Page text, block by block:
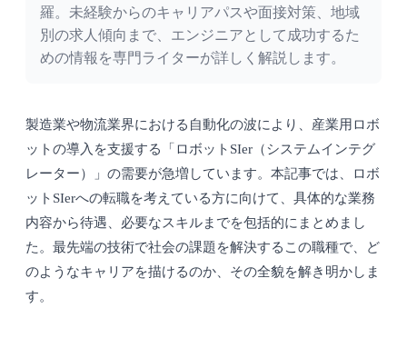
羅。未経験からのキャリアパスや面接対策、地域
別の求人傾向まで、エンジニアとして成功するた
めの情報を専門ライターが詳しく解説します。
製造業や物流業界における自動化の波により、産業用ロボ
ットの導入を支援する「ロボットSIer（システムインテグ
レーター）」の需要が急増しています。本記事では、ロボ
ットSIerへの転職を考えている方に向けて、具体的な業務
内容から待遇、必要なスキルまでを包括的にまとめまし
た。最先端の技術で社会の課題を解決するこの職種で、ど
のようなキャリアを描けるのか、その全貌を解き明かしま
す。